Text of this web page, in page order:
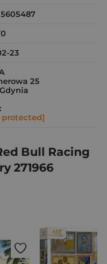
23
25
protected]
Bull Racing
271966